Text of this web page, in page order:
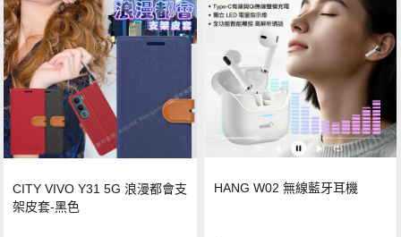
CITY VIVO Y31 5G 浪漫都會支
架皮套-黑色
HANG W02 無線藍牙耳機